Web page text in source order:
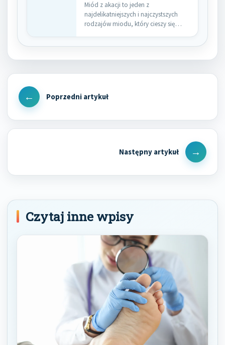
Miód z akacji to jeden z
najdelikatniejszych i najczystszych
rodzajów miodu, który cieszy się
Nawigacja
wpisu
Previous
Next
Post
Czytaj inne wpisy